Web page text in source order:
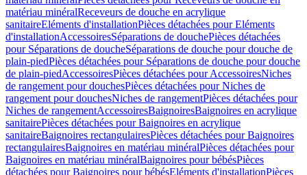
matériau minéralReceveurs de douche en acrylique
sanitaireEléments d'installationPièces détachées pour Eléments
d'installationAccessoiresSéparations de douchePièces détachées
pour Séparations de doucheSéparations de douche pour douche de
plain-piedPièces détachées pour Séparations de douche pour douche
de plain-piedAccessoiresPièces détachées pour AccessoiresNiches
de rangement pour douchesPièces détachées pour Niches de
rangement pour douchesNiches de rangementPièces détachées pour
Niches de rangementAccessoiresBaignoiresBaignoires en acrylique
sanitairePièces détachées pour Baignoires en acrylique
sanitaireBaignoires rectangulairesPièces détachées pour Baignoires
rectangulairesBaignoires en matériau minéralPièces détachées pour
Baignoires en matériau minéralBaignoires pour bébésPièces
détachées pour Baignoires pour bébésEléments d'installationPièces